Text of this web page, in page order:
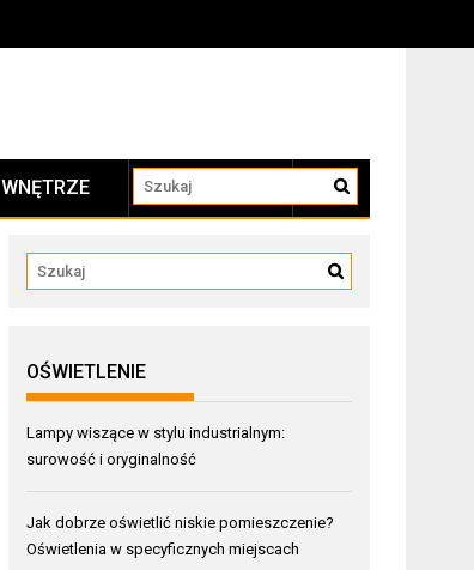
WNĘTRZE KONTAKT
OŚWIETLENIE
Lampy wiszące w stylu industrialnym:
surowość i oryginalność
Jak dobrze oświetlić niskie pomieszczenie?
Oświetlenia w specyficznych miejscach